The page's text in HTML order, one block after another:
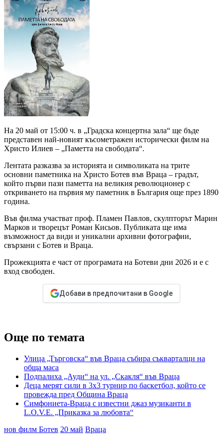
На 20 май от 15:00 ч. в „Градска концертна зала“ ще бъде
представен най-новият късометражен исторически филм на
Христо Илиев – „Паметта на свободата“.
Лентата разказва за историята и символиката на трите
основни паметника на Христо Ботев във Враца – градът,
който първи пази паметта на великия революционер с
откриването на първия му паметник в България още през 1890
година.
Във филма участват проф. Пламен Павлов, скулпторът Марин
Марков и творецът Роман Кисьов. Публиката ще има
възможност да види и уникални архивни фотографии,
свързани с Ботев и Враца.
Прожекцията е част от програмата на Ботеви дни 2026 и е с
вход свободен.
Добави в предпочитани в Google
Още по темата
Улица „Търговска“ във Враца събира съкварталци на
обща маса
Подпалиха „Ауди“ на ул. „Скакля“ във Враца
Деца мерят сили в 3х3 турнир по баскетбол, който се
провежда пред Община Враца
Симфониета-Враца с известни джаз музиканти в
L.O.V.E. „Приказка за любовта“
нов филм Ботев 20 май Враца